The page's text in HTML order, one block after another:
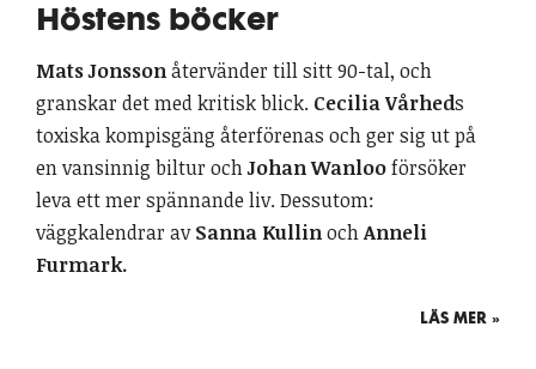
Höstens böcker
Mats Jonssonåtervänder till sitt 90-tal, och
granskar det med kritisk blick. Cecilia Vårheds
toxiska kompisgäng återförenas och ger sig ut på
en vansinnig biltur ochJohan Wanlooförsöker
leva ett mer spännande liv. Dessutom:
väggkalendrar avSanna KullinochAnneli
Furmark.
LÄS MER »